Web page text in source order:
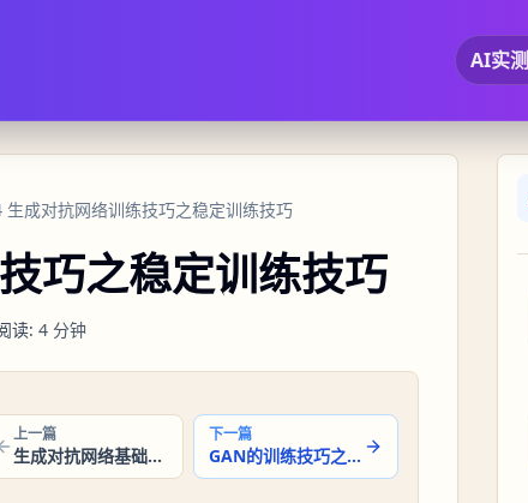
AI实测
生成对抗网络训练技巧之稳定训练技巧
巧之稳定训练技巧
读: 4 分钟
上一篇
生成对抗网络基础回顾之GAN的损失函数
下一篇
GAN的训练技巧之学习率调整